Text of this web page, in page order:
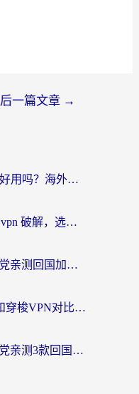
后一篇文章 →
ChickCN和Unblock Youku好用吗？海外党亲测3款回国加速器，附iOS免费选择指南
海外党避坑指南：告别pc vpn 破解，选对回国加速器轻松访问国内资源
穿梭和海龟哪个好？海外党亲测回国加速器，附电脑免费VPN推荐
Quickback VPN好用吗？和穿梭VPN对比哪个回国效果更好？海外党必看的真实测评与选择指南
穿梭和快喵好用吗？海外党亲测3款回国加速器，附日本回国VPN避坑指南